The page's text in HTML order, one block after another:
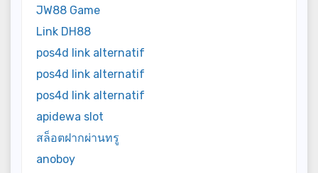
JW88 Game
Link DH88
pos4d link alternatif
pos4d link alternatif
pos4d link alternatif
apidewa slot
สล็อตฝากผ่านทรู
anoboy